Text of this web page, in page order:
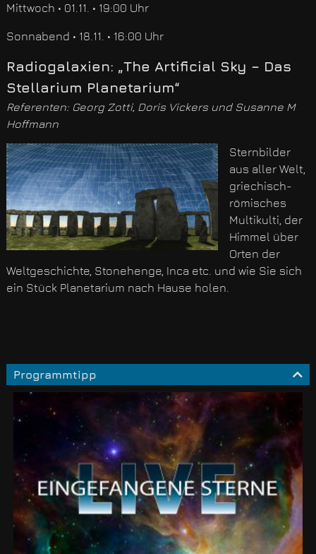
Mittwoch • 01.11. • 19:00 Uhr
Sonnabend • 18.11. • 16:00 Uhr
Radiogalaxien: „The Artificial Sky – Das
Stellarium Planetarium“
Referenten: Georg Zotti, Doris Vickers und Susanne M
Hoffmann
Sternbilder
aus aller Welt,
griechisch-
römisches
Multikulti, der
Himmel über
Orten der
Weltgeschichte, Stonehenge, Inca etc. und wie Sie sich
ein Stück Planetarium nach Hause holen.
Programmtipp